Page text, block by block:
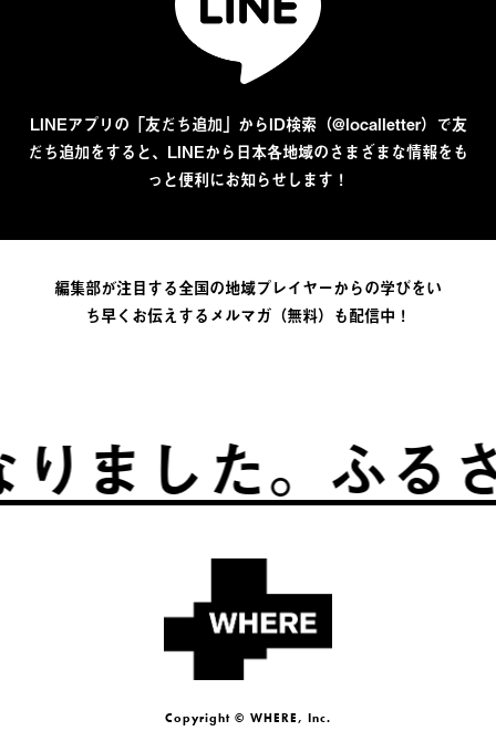
LINEアプリの「友だち追加」からID検索（@localletter）で友
だち追加をすると、LINEから日本各地域のさまざまな情報をも
っと便利にお知らせします！
編集部が注目する全国の地域プレイヤーからの学びをい
ち早くお伝えするメルマガ（無料）も配信中！
。 ふるさとは
Copyright © WHERE, Inc.